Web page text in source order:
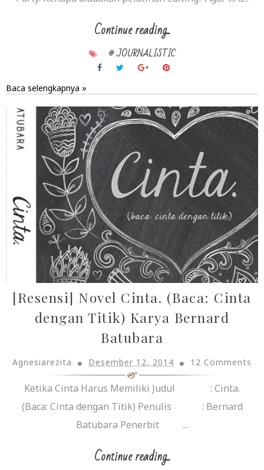
Continue reading...
# JOURNALISTIC
Baca selengkapnya »
[Resensi] Novel Cinta. (Baca: Cinta
dengan Titik) Karya Bernard
Batubara
Agnesiarezita Desember 12, 2014 12 Comments
Ketika Cinta Harus Memiliki Judul : Cinta.
(Baca: Cinta dengan Titik) Penulis : Bernard
Batubara Penerbit ...
Continue reading...